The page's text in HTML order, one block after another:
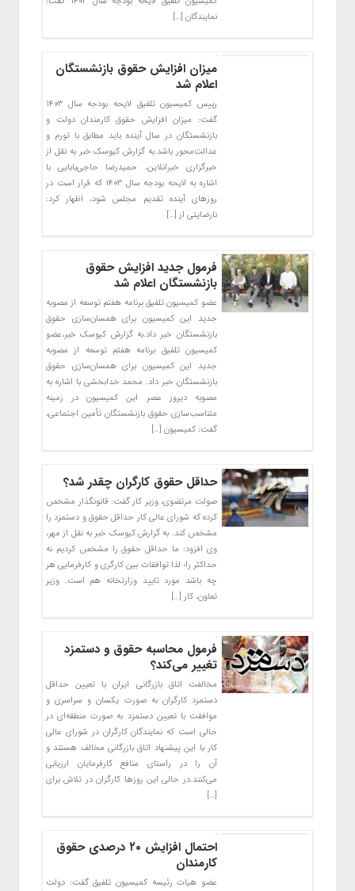
نمایندگان […]
میزان افزایش حقوق بازنشستگان
اعلام شد
رییس کمیسیون تلفیق لایحه بودجه سال ۱۴۰۳
گفت: میزان افزایش حقوق کارمندان دولت و
بازنشستگان در سال آینده باید مطابق با تورم و
عدالت‌محور باشد.به گزارش کیوسک خبر به نقل از
خبرگزاری خبرانلاین، حمیدرضا حاجی‌بابایی با
اشاره به لایحه بودجه سال ۱۴۰۳ که قرار است در
روزهای آینده تقدیم مجلس شود، اظهار کرد:
نارضایتی از […]
فرمول جدید افزایش حقوق
بازنشستگان اعلام شد
عضو کمیسیون تلفیق برنامه هفتم توسعه از مصوبه
جدید این کمیسیون برای همسان‌سازی حقوق
بازنشستگان خبر داد.به گزارش کیوسک خبر،‌عضو
کمیسیون تلفیق برنامه هفتم توسعه از مصوبه
جدید این کمیسیون برای همسان‌سازی حقوق
بازنشستگان خبر داد. محمد خدابخشی با اشاره به
مصوبه دیروز عصر این کمیسیون در زمینه
متناسب‌سازی حقوق بازنشستگان تأمین اجتماعی،
گفت: کمیسیون […]
حداقل حقوق کارگران چقدر شد؟
صولت مرتضوی، وزیر کار گفت: قانونگذار مشخص
کرده که شورای عالی کار حداقل حقوق و دستمزد را
مشخص کند. به گزارش کیوسک خبر به نقل از مهر،
وی افزود: ما حداقل حقوق را مشخص کردیم نه
حداکثر را؛ لذا توافقات بین کارگری و کارفرمایی هر
چه باشد مورد تایید وزارتخانه هم است. وزیر
تعاون، کار […]
فرمول محاسبه حقوق و دستمزد
تغییر می‌کند؟
مخالفت اتاق بازرگانی ایران با تعیین حداقل
دستمزد کارگران به صورت یکسان و سراسری و
موافقت با تعیین دستمزد به صورت منطقه‌ای در
حالی است که نمایندگان کارگران در شورای عالی
کار با این پیشنهاد اتاق بازرگانی مخالف هستند و
آن را در راستای منافع کارفرمایان ارزیابی
می‌کنند.در حالی این روز‌ها کارگران در تلاش برای
[…]
احتمال افزایش ۲۰ درصدی حقوق
کارمندان
عضو هیات رئیسه کمیسیون تلفیق گفت: دولت